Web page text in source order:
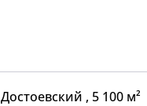
Достоевский , 5 100 м²